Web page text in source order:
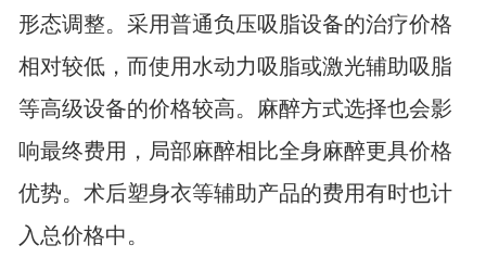
形态调整。采用普通负压吸脂设备的治疗价格
相对较低，而使用水动力吸脂或激光辅助吸脂
等高级设备的价格较高。麻醉方式选择也会影
响最终费用，局部麻醉相比全身麻醉更具价格
优势。术后塑身衣等辅助产品的费用有时也计
入总价格中。